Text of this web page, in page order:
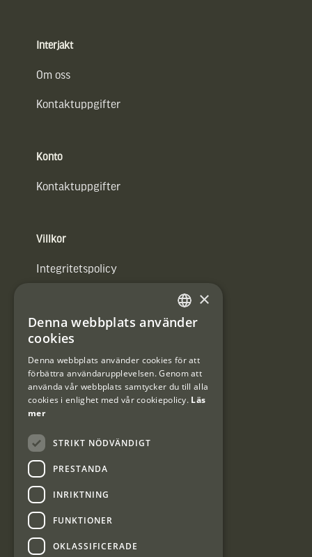
Interjakt
Om oss
Kontaktuppgifter
Konto
Kontaktuppgifter
Villkor
Integritetspolicy
#Interjaktfamily
Kundklubb
Information om kundklubben.
Interjakt Sweden AB, Årjäng
SWEDISH
×
Denna webbplats använder
cookies
Denna webbplats använder cookies för att
förbättra användarupplevelsen. Genom att
använda vår webbplats samtycker du till alla
cookies i enlighet med vår cookiepolicy. Läs
mer
STRIKT NÖDVÄNDIGT
PRESTANDA
INRIKTNING
FUNKTIONER
OKLASSIFICERADE